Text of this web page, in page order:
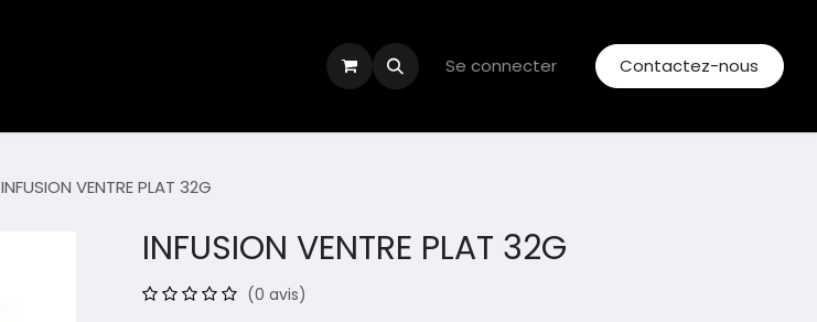
Se connecter Contactez-nous
INFUSION VENTRE PLAT 32G
INFUSION VENTRE PLAT 32G
(0 avis)